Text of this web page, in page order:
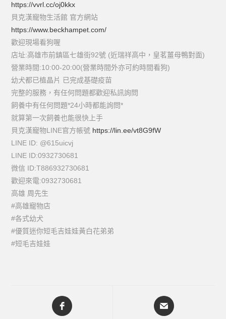
https://vvrl.cc/oj0kkx
貝克漢寵物生活館 官方網站
https://www.beckhampet.com/
歡迎現場看狗喔
店址:高雄市前鎮區七雄街92號 (近瑞祥高中，皇茗薑母鴨對面)
營業時間:10:00-20:00(營業時間外亦可約時間看狗)
幼犬都已植晶片 已完成基礎疫苗
完整的服務，有任何問題都歡迎私訊詢問
飼養中有任何問題*24小時都能詢問*
就算第一次飼養也能很快上手
貝克漢寵物LINE官方帳號 https://lin.ee/vt8G9fW
LINE ID: @615uicvj
LINE ID:0932730681
微信 ID:T886932730681
歡迎來電:0932730681
高雄 周先生
#高雄寵物店
#各式幼犬
#優質迷你短毛吉娃娃黃白花弟弟
#短毛吉娃娃